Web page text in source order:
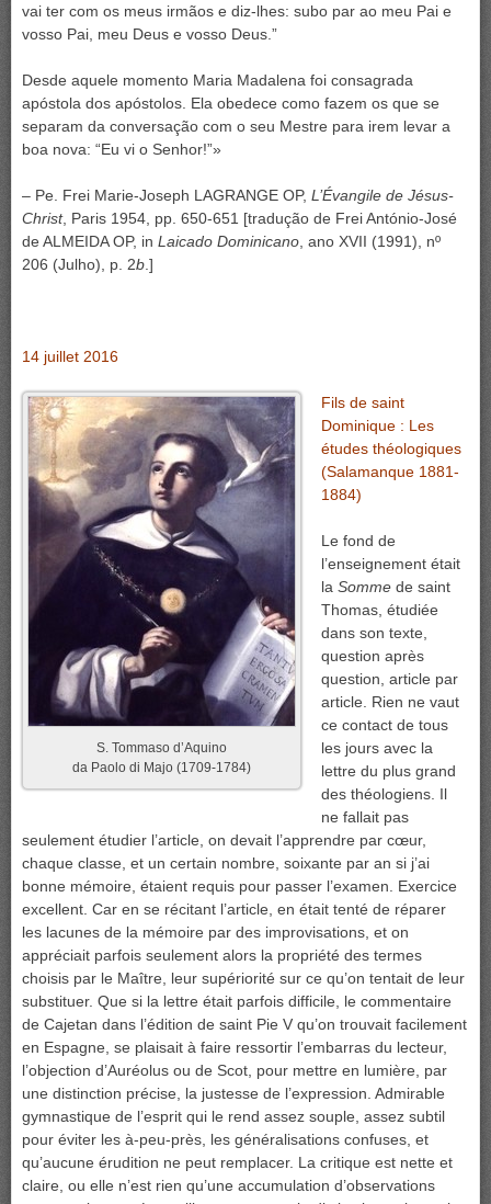
vai ter com os meus irmãos e diz-lhes: subo par ao meu Pai e
vosso Pai, meu Deus e vosso Deus.”
Desde aquele momento Maria Madalena foi consagrada
apóstola dos apóstolos. Ela obedece como fazem os que se
separam da conversação com o seu Mestre para irem levar a
boa nova: “Eu vi o Senhor!”»
– Pe. Frei Marie-Joseph LAGRANGE OP, L’Évangile de Jésus-
Christ, Paris 1954, pp. 650-651 [tradução de Frei António-José
de ALMEIDA OP, in Laicado Dominicano , ano XVII (1991), nº
206 (Julho), p. 2b .]
14 juillet 2016
S. Tommaso d’Aquino
da Paolo di Majo (1709-1784)
Fils de saint
Dominique : Les
études théologiques
(Salamanque 1881-
1884)
Le fond de
l’enseignement était
laSomme de saint
Thomas, étudiée
dans son texte,
question après
question, article par
article. Rien ne vaut
ce contact de tous
les jours avec la
lettre du plus grand
des théologiens. Il
ne fallait pas
seulement étudier l’article, on devait l’apprendre par cœur,
chaque classe, et un certain nombre, soixante par an si j’ai
bonne mémoire, étaient requis pour passer l’examen. Exercice
excellent. Car en se récitant l’article, en était tenté de réparer
les lacunes de la mémoire par des improvisations, et on
appréciait parfois seulement alors la propriété des termes
choisis par le Maître, leur supériorité sur ce qu’on tentait de leur
substituer. Que si la lettre était parfois difficile, le commentaire
de Cajetan dans l’édition de saint Pie V qu’on trouvait facilement
en Espagne, se plaisait à faire ressortir l’embarras du lecteur,
l’objection d’Auréolus ou de Scot, pour mettre en lumière, par
une distinction précise, la justesse de l’expression. Admirable
gymnastique de l’esprit qui le rend assez souple, assez subtil
pour éviter les à-peu-près, les généralisations confuses, et
qu’aucune érudition ne peut remplacer. La critique est nette et
claire, ou elle n’est rien qu’une accumulation d’observations